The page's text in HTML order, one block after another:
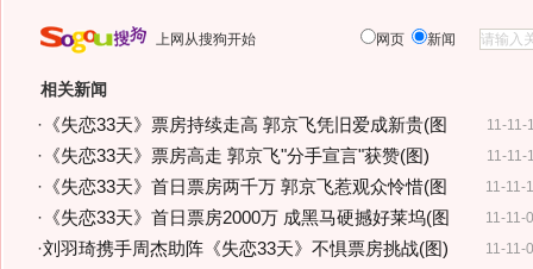
上网从搜狗开始 网页 新闻
相关新闻
11-11-
· 《失恋33天》票房持续走高 郭京飞凭旧爱成新贵(图
11-11-
· 《失恋33天》票房高走 郭京飞"分手宣言"获赞(图)
11-11-
· 《失恋33天》首日票房两千万 郭京飞惹观众怜惜(图
11-11-
· 《失恋33天》首日票房2000万 成黑马硬撼好莱坞(图
11-11-
·刘羽琦携手周杰助阵《失恋33天》不惧票房挑战(图)